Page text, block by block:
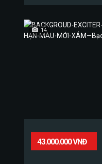
14
43.000.000 VNĐ